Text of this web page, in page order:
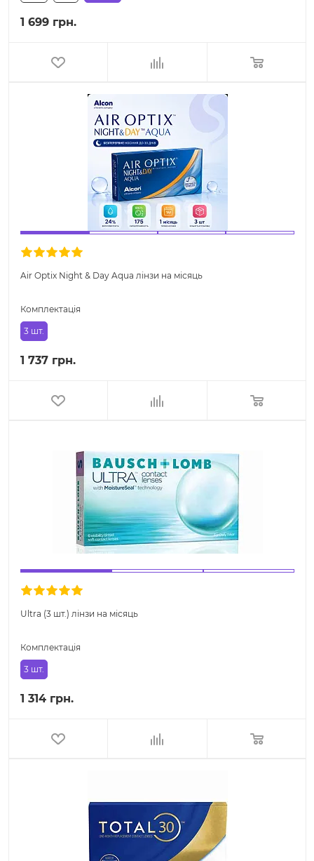
1 699 грн.
Air Optix Night & Day Aqua лінзи на місяць
Комплектація
3 шт.
1 737 грн.
Ultra (3 шт.) лінзи на місяць
Комплектація
3 шт.
1 314 грн.